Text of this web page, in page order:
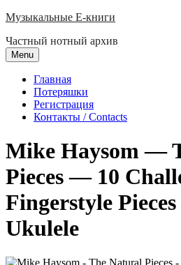
Skip
content
Музыкальные E-книги
Частный нотный архив
Menu
Главная
Потеряшки
Регистрация
Контакты / Contacts
Mike Haysom —
Pieces — 10
Fingerstyle
Ukulele